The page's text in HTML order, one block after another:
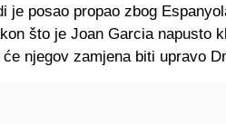
je posao propao zbog
što je Joan Garcia napusto
njegov zamjena biti upravo